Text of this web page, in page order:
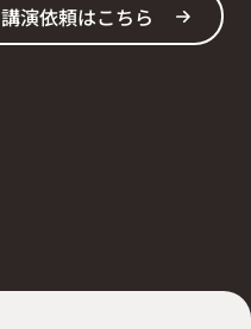
講演依頼はこちら